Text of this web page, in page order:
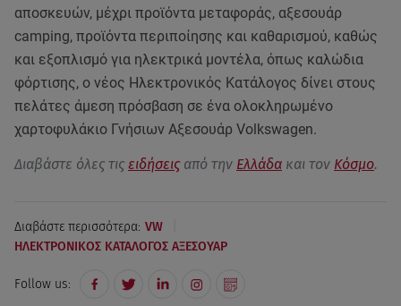
αποσκευών, μέχρι προϊόντα μεταφοράς, αξεσουάρ
camping, προϊόντα περιποίησης και καθαρισμού, καθώς
και εξοπλισμό για ηλεκτρικά μοντέλα, όπως καλώδια
φόρτισης, ο νέος Ηλεκτρονικός Κατάλογος δίνει στους
πελάτες άμεση πρόσβαση σε ένα ολοκληρωμένο
χαρτοφυλάκιο Γνήσιων Αξεσουάρ Volkswagen.
Διαβάστε όλες τις ειδήσεις από την Ελλάδα και τον Κόσμο.
Διαβάστε περισσότερα: VW
ΗΛΕΚΤΡΟΝΙΚΟΣ ΚΑΤΑΛΟΓΟΣ ΑΞΕΣΟΥΑΡ
Follow us: